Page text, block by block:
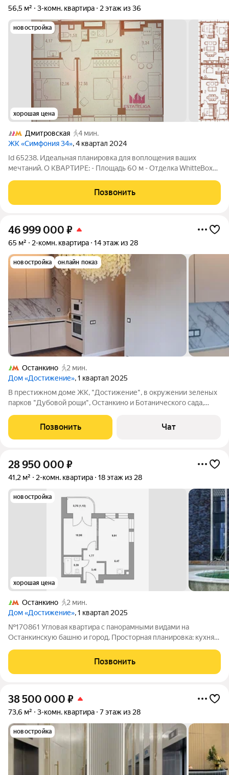
56,5 м² 3-комн. квартира 2 этаж из 36
новостройка
хорошая цена
Дмитровская
4 мин.
ЖК «Симфония 34», 4 квартал 2024
Id 65238. Идеальная планировка для воплощения ваших
мечтаний. О КВАРТИРЕ: - Площадь 60 м - Отделка WhitteBox
проводить не нужно - Удобная планировка - 2 этаж, Никогда не
будете ждать лифт. -
Позвонить
46 999 000 ₽
65 м² 2-комн. квартира 14 этаж из 28
новостройка онлайн показ
Останкино
2 мин.
Дом «Достижение», 1 квартал 2025
В престижном доме ЖК, "Достижение", в окружении зеленых
парков "Дубовой рощи", Останкино и Ботанического сада,
останется только выбрать и расставить комфортную мебель и
наполнить любимым
Позвонить Чат
28 950 000 ₽
41,2 м² 2-комн. квартира 18 этаж из 28
новостройка
хорошая цена
Останкино
2 мин.
Дом «Достижение», 1 квартал 2025
№170861 Угловая квартира с панорамными видами на
Останкинскую башню и город. Просторная планировка: кухня-
комната, прихожая. Высокие потолки (3,15 м) и большие окна
на две стороны создают
Позвонить
38 500 000 ₽
73,6 м² 3-комн. квартира 7 этаж из 28
новостройка